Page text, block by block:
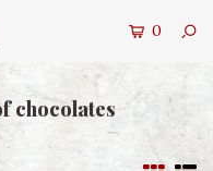
0
chocolates